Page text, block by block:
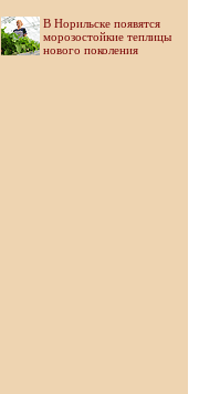
В Норильске появятся
морозостойкие теплицы
нового поколения